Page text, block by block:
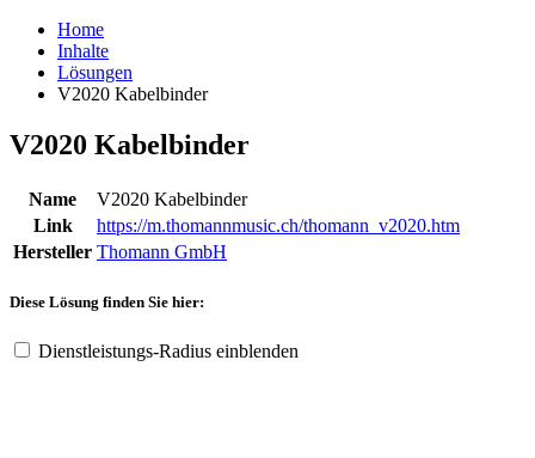
Home
Inhalte
Lösungen
V2020 Kabelbinder
V2020 Kabelbinder
Name
V2020 Kabelbinder
Link
https://m.thomannmusic.ch/thomann_v2020.htm
Hersteller Thomann GmbH
Diese Lösung finden Sie hier:
Dienstleistungs-Radius einblenden